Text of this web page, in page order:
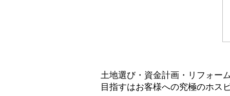
土地選び・資金計画・リフォー
目指すはお客様への究極のホス